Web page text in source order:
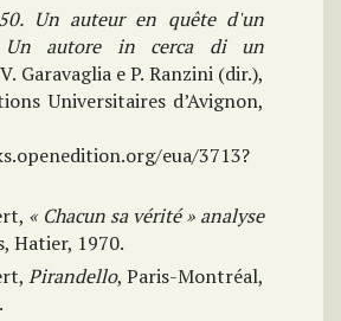
Un auteur en quête d'un
Un autore in cerca di un
Garavaglia e P. Ranzini (dir.),
Universitaires d’Avignon,
eua/3713?
« Chacun sa vérité » analyse
Hatier, 1970.
Pirandello, Paris-Montréal,